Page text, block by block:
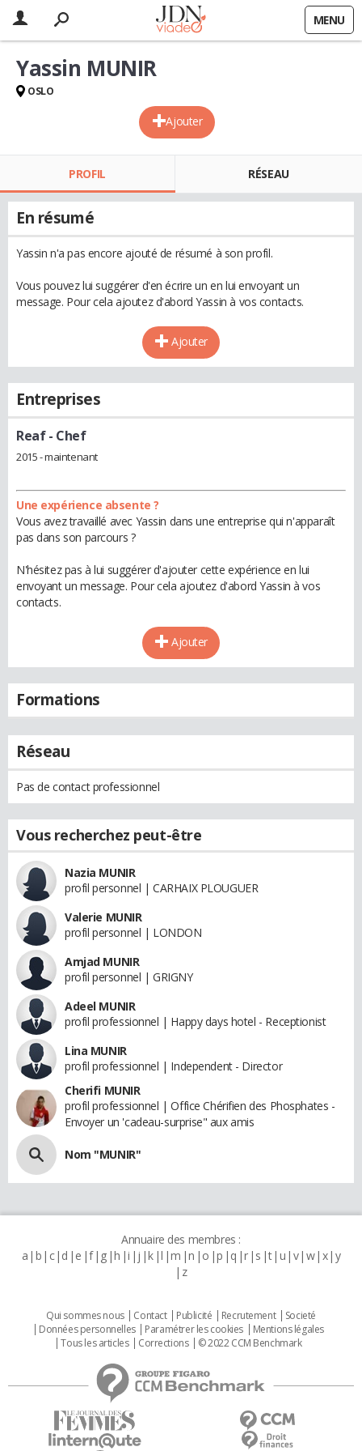
MENU
Ajouter
Yassin MUNIR
OSLO
PROFIL RÉSEAU
En résumé
Yassin n'a pas encore ajouté de résumé à son profil.
Vous pouvez lui suggérer d'en écrire un en lui envoyant un
message. Pour cela ajoutez d'abord Yassin à vos contacts.
Ajouter
Entreprises
Reaf- Chef
2015 - maintenant
Une expérience absente ?
Vous avez travaillé avec Yassin dans une entreprise qui n'apparaît
pas dans son parcours ?
N'hésitez pas à lui suggérer d'ajouter cette expérience en lui
envoyant un message. Pour cela ajoutez d'abord Yassin à vos
contacts.
Ajouter
Formations
Réseau
Pas de contact professionnel
Vous recherchez peut-être
Nazia MUNIR
profil personnel | CARHAIX PLOUGUER
Valerie MUNIR
profil personnel | LONDON
Amjad MUNIR
profil personnel | GRIGNY
Adeel MUNIR
profil professionnel | Happy days hotel - Receptionist
Lina MUNIR
profil professionnel | Independent - Director
Cherifi MUNIR
profil professionnel | Office Chérifien des Phosphates -
Envoyer un 'cadeau-surprise" aux amis
Nom "MUNIR"
Annuaire des membres :
a b c d e f g h i j k l m n o p q r s t u v w x y
z
Qui sommes nous Contact Publicité Recrutement
Societé
Données personnelles
Paramétrer les cookies
Mentions légales
Tous les articles
Corrections © 2022 CCM Benchmark